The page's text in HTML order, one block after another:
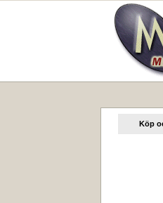
Köp